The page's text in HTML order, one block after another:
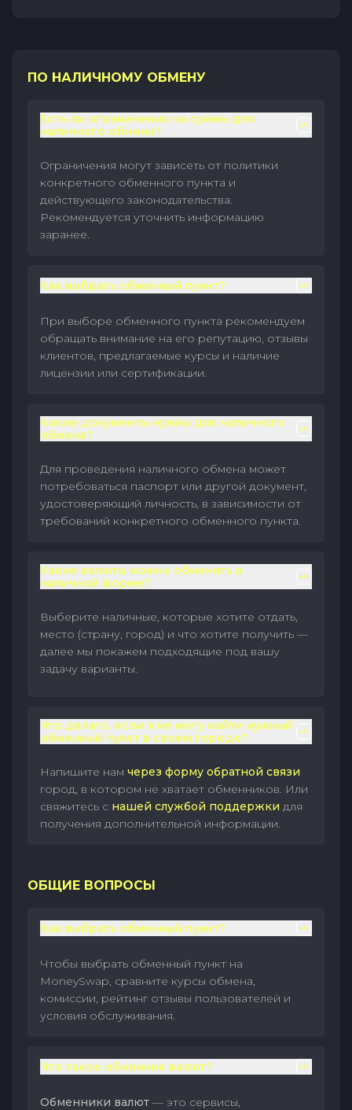
ПО НАЛИЧНОМУ ОБМЕНУ
Есть ли ограничения на суммы для
наличного обмена?
Ограничения могут зависеть от политики
конкретного обменного пункта и
действующего законодательства.
Рекомендуется уточнить информацию
заранее.
Как выбрать обменный пункт?
При выборе обменного пункта рекомендуем
обращать внимание на его репутацию, отзывы
клиентов, предлагаемые курсы и наличие
лицензии или сертификации.
Какие документы нужны для наличного
обмена?
Для проведения наличного обмена может
потребоваться паспорт или другой документ,
удостоверяющий личность, в зависимости от
требований конкретного обменного пункта.
Какие валюты можно обменять в
наличной форме?
Выберите наличные, которые хотите отдать,
место (страну, город) и что хотите получить —
далее мы покажем подходящие под вашу
задачу варианты.
Что делать, если я не могу найти нужный
обменный пункт в своем городе?
Напишите нам через форму обратной связи
город, в котором не хватает обменников. Или
свяжитесь с нашей службой поддержки для
получения дополнительной информации.
ОБЩИЕ ВОПРОСЫ
Как выбрать обменный пункт?
Чтобы выбрать обменный пункт на
MoneySwap, сравните курсы обмена,
комиссии, рейтинг отзывы пользователей и
условия обслуживания.
Что такое обменник валют?
Обменники валют — это сервисы,